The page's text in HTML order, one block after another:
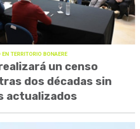
TERRITORIO BONAERE
un censo
dos décadas sin
actualizados